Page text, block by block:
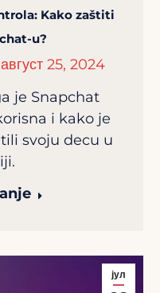
Kako zaštiti
u?
август 25, 2024
je Snapchat
i kako je
svoju decu u
јул